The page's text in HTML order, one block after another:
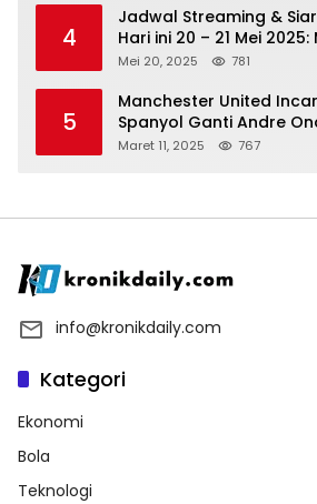
4
Jadwal Streaming &
Hari ini 20 – 21 Mei
vs Bournemouth
Mei 20, 2025 781
5
Manchester United
Spanyol Ganti Andre
Maret 11, 2025 767
info@kronikdaily.com
Kategori
Ekonomi
Bola
Teknologi